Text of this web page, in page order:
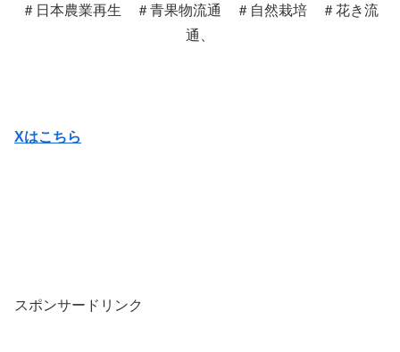
＃ 日本農業再生 ＃青果物流通 ＃自然栽培 ＃花き流
通、
Xはこちら
スポンサードリンク